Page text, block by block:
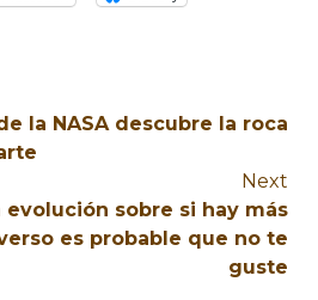
la NASA descubre la roca
Next
sobre si hay más
es probable que no te
guste